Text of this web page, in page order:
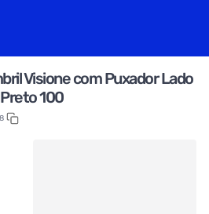
Visione com Puxador Lado
100